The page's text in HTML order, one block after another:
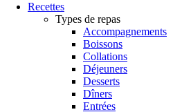
Recettes
Types de repas
Accompagnements
Boissons
Collations
Déjeuners
Desserts
Dîners
Entrées